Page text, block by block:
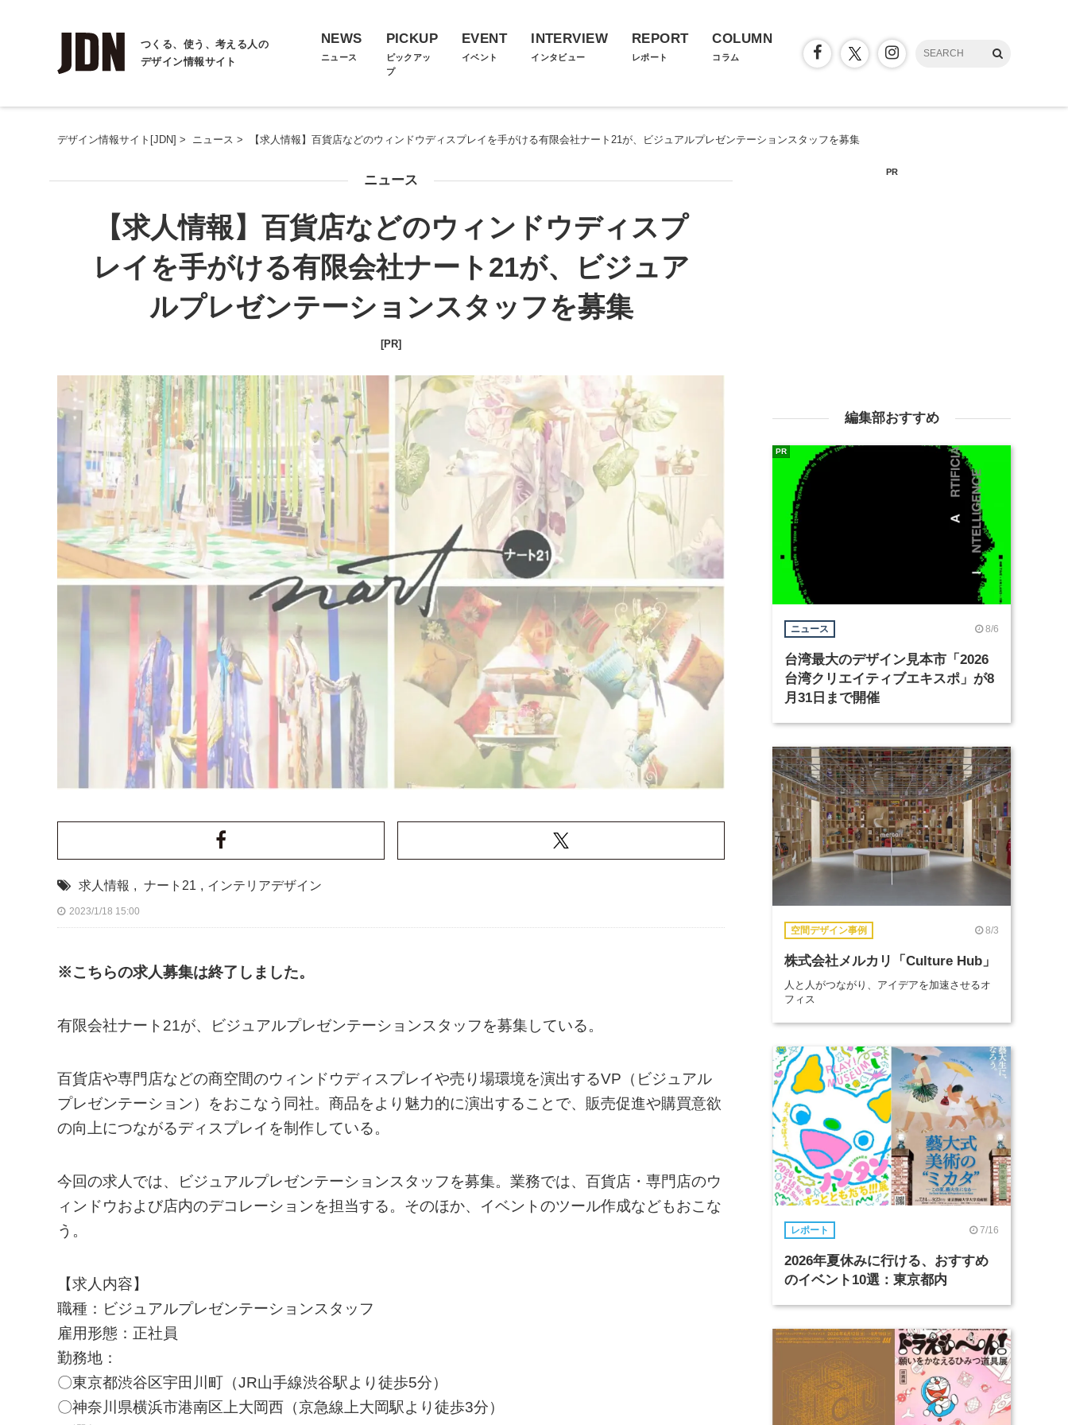
つくる、使う、考える人の
デザイン情報サイト
NEWS
ニュース
PICKUP
ピックアッ
プ
EVENT
イベント
INTERVIEW
インタビュー
REPORT
レポート
COLUMN
コラム
デザイン情報サイト[JDN] > ニュース > 【求人情報】百貨店などのウィンドウディスプレイを手がける有限会社ナート21が、ビジュアルプレゼンテーションスタッフを募集
ニュース
【求人情報】百貨店などのウィンドウディスプ
レイを手がける有限会社ナート21が、ビジュア
ルプレゼンテーションスタッフを募集
[PR]
求人情報 , ナート21 , インテリアデザイン
2023/1/18 15:00
※こちらの求人募集は終了しました。
有限会社ナート21が、ビジュアルプレゼンテーションスタッフを募集している。
百貨店や専門店などの商空間のウィンドウディスプレイや売り場環境を演出するVP（ビジュアル
プレゼンテーション）をおこなう同社。商品をより魅力的に演出することで、販売促進や購買意欲
の向上につながるディスプレイを制作している。
今回の求人では、ビジュアルプレゼンテーションスタッフを募集。業務では、百貨店・専門店のウ
ィンドウおよび店内のデコレーションを担当する。そのほか、イベントのツール作成などもおこな
う。
【求人内容】
職種：ビジュアルプレゼンテーションスタッフ
雇用形態：正社員
勤務地：
〇東京都渋谷区宇田川町（JR山手線渋谷駅より徒歩5分）
〇神奈川県横浜市港南区上大岡西（京急線上大岡駅より徒歩3分）
PR
編集部おすすめ
ニュース 8/6
台湾最大のデザイン見本市「2026
台湾クリエイティブエキスポ」が8
月31日まで開催
PR
空間デザイン事例 8/3
株式会社メルカリ「Culture Hub」
人と人がつながり、アイデアを加速させるオ
フィス
レポート 7/16
2026年夏休みに行ける、おすすめ
のイベント10選：東京都内